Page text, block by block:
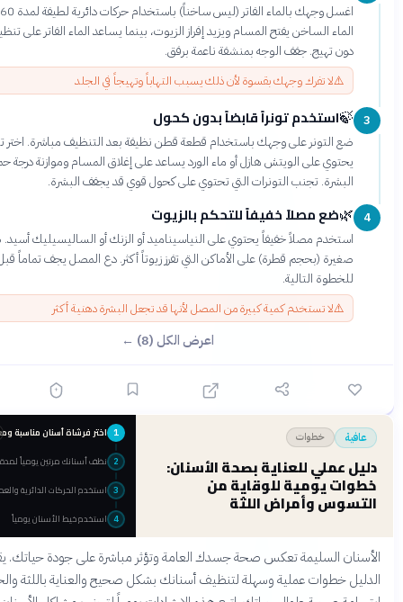
اغسل وجهك بالماء الفاتر (ليس ساخناً) باستخدام حركات دائرية لطيفة لمدة 60 ثانية.
الساخن يفتح المسام ويزيد إفراز الزيوت، بينما يساعد الماء الفاتر على تنظيف فعال
تهيج. جفف الوجه بمنشفة ناعمة برفق.
لا تفرك وجهك بقسوة لأن ذلك يسبب التهاباً وتهيجاً في الجلد
استخدم تونراً قابضاً بدون كحول
التونر على وجهك باستخدام قطعة قطن نظيفة بعد التنظيف مباشرة. اختر تونراً
على الويتش هازل أو ماء الورد يساعد على إغلاق المسام وموازنة درجة حموضة
تجنب التونرات التي تحتوي على كحول قوي قد يجفف البشرة.
ضع مصلاً خفيفاً للتحكم بالزيوت
مصلاً خفيفاً يحتوي على النياسيناميد أو الزنك أو الساليسيليك أسيد. ضع كمية
(بحجم قطرة) على الأماكن التي تفرز زيوتاً أكثر. دع المصل يجف تماماً قبل الانتقال
التالية.
لا تستخدم كمية كبيرة من المصل لأنها قد تجعل البشرة دهنية أكثر
اعرض الكل (8) ←
خطوات
للعناية بصحة الأسنان:
يومية للوقاية من
وأمراض اللثة
قبل 4 أشهر اختر فرشاة أسنان مناسبة ومعجون أسنان بفلورايد
2 نظف أسنانك مرتين يومياً لمدة دقيقتين
استخدم الحركات الدائرية والعمودية الصحيحة
استخدم خيط الأسنان يومياً
السليمة تعكس صحة جسدك العامة وتؤثر مباشرة على جودة حياتك. يقدم هذا
عملية وسهلة لتنظيف أسنانك بشكل صحيح والعناية باللثة والحفاظ على